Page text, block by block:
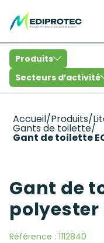
Secteurs d’activité
Produits
Accueil/Produits/
Gants de toilette/
Gant de toilette
Gant de
Référence : 1112840